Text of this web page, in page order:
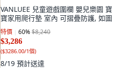
寶家用爬行墊 室內 可摺疊防護, 如圖
特價 60%$8,240
$3,286
($3286.00/1個
8/19預計送達